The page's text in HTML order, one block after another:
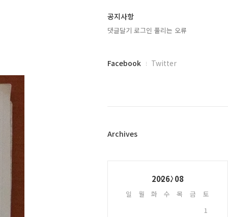
글
공지사항
댓글달기 로그인 풀리는 오류
페
플
Facebook Twitter
Archives
2026. 08
일 월 화 수 목 금
토
1